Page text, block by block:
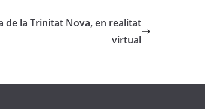
de la Trinitat Nova, en realitat
virtual